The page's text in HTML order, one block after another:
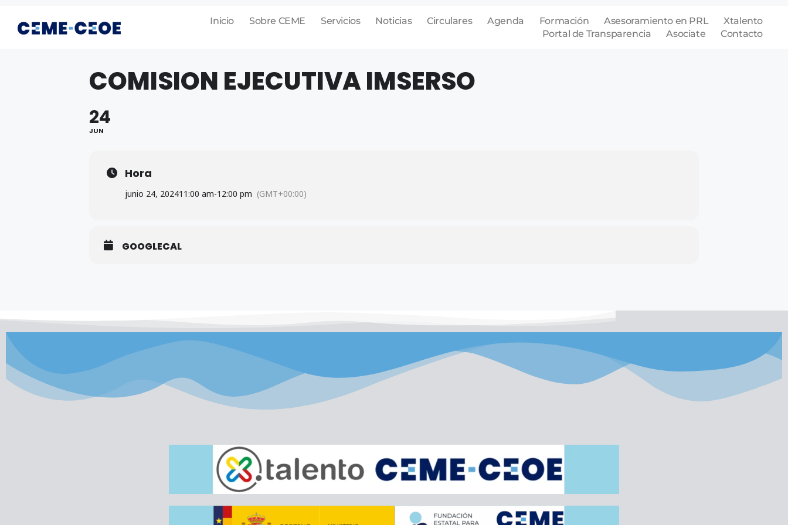
Inicio Sobre CEME Servicios Noticias Circulares Agenda Formación Asesoramiento en PRL
Xtalento
Portal de Transparencia
Asociate Contacto
COMISION EJECUTIVA IMSERSO
24
JUN
Hora
junio 24, 202411:00 am-12:00 pm (GMT+00:00)
GOOGLECAL